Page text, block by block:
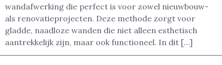
wandafwerking die perfect is voor zowel nieuwbouw-
als renovatieprojecten. Deze methode zorgt voor
gladde, naadloze wanden die niet alleen esthetisch
aantrekkelijk zijn, maar ook functioneel. In dit […]